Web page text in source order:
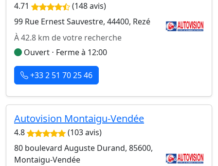
4.71
(148 avis)
99 Rue Ernest Sauvestre, 44400, Rezé
À 42.8 km de votre recherche
Ouvert ⋅ Ferme à 12:00
+33 2 51 70 25 46
Autovision Montaigu-Vendée
4.8
(103 avis)
80 boulevard Auguste Durand, 85600,
Montaigu-Vendée